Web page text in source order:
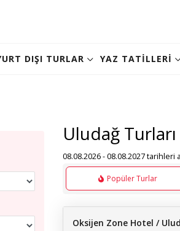
DIŞI TURLAR YAZ TATİLLERİ
Uludağ Turları
08.08.2026 - 08.08.2027
Popüler Turlar
Oksijen Zone Hotel /